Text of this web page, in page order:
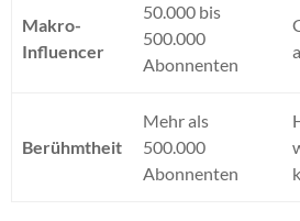
Makro-
Influencer
50.000 bis
500.000
Abonnenten
Berühmtheit
Mehr als
500.000
Abonnenten